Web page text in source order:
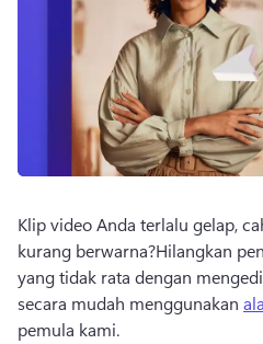
Klip video Anda terlalu gelap,
kurang berwarna?Hilangkan
yang tidak rata dengan
secara mudah menggunakan
pemula kami.